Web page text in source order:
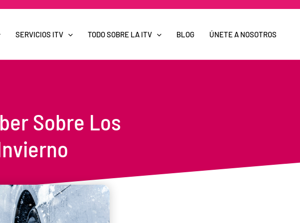
SERVICIOS ITV TODO SOBRE LA ITV BLOG ÚNETE A NOSOTROS
Sobre Los